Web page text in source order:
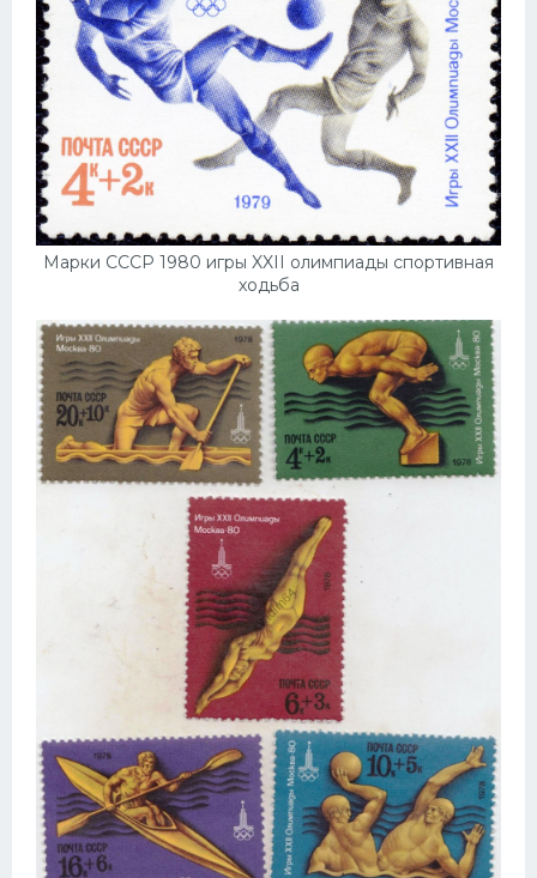
Марки СССР 1980 игры XXII олимпиады спортивная
ходьба